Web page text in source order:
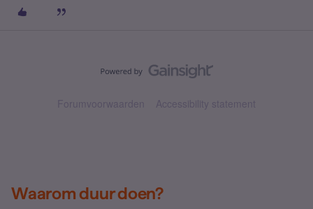
Forumvoorwaarden Accessibility statement
Waarom duur doen?